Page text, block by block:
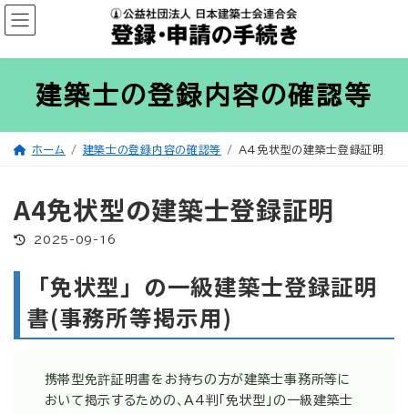
コ
ン
テ
ツ
ナ
ビ
ゲ
シ
建築士の登録内容の確認等
ホーム 建築士の登録内容の確認等 A4免状型の建築士登録証明
A4免状型の建築士登録証明
最
日
時
2025-09-16
「免状型」の一級建築士登録証明
書(事務所等掲示用)
携帯型免許証明書をお持ちの方が建築士事務所等に
おいて掲示するための、A4判「免状型」の一級建築士